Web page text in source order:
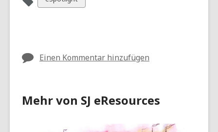
Karten
Einen Kommentar hinzufügen
Mehr von SJ eResources